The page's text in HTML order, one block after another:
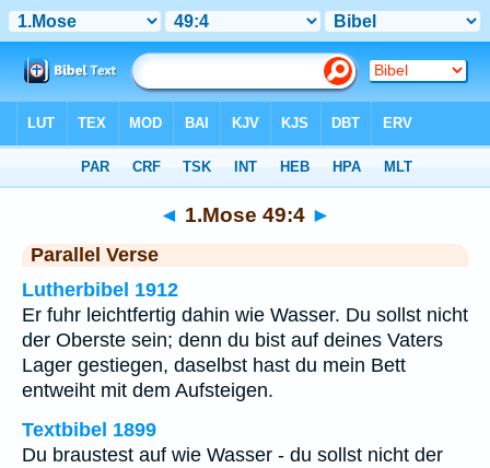
◄ 1.Mose 49:4 ►
Parallel Verse
Lutherbibel 1912
Er fuhr leichtfertig dahin wie Wasser. Du sollst nicht
der Oberste sein; denn du bist auf deines Vaters
Lager gestiegen, daselbst hast du mein Bett
entweiht mit dem Aufsteigen.
Textbibel 1899
Du braustest auf wie Wasser - du sollst nicht der